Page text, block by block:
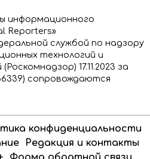
информационного
Reporters»
службой по надзору
технологий и
17.11.2023 за
сопровождаются
конфиденциальности
Редакция и контакты